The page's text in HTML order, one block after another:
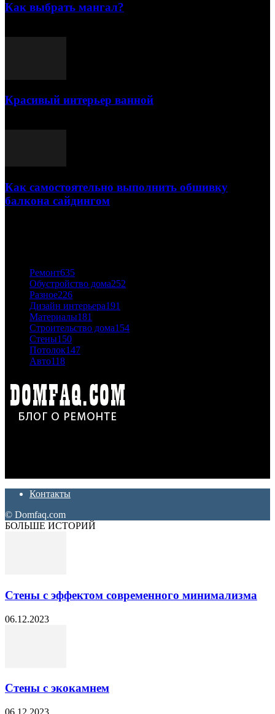
Как выбрать мангал?
Красивый интерьер ванной
Как самостоятельно выполнить обшивку
балкона сайдингом
Ремонт635
Обустройство дома252
Разное226
Дизайн интерьера191
Материалы181
Строительство дома154
Стены150
Потолок147
Авто118
Контакты
© Domfaq.com
БОЛЬШЕ ИСТОРИЙ
Стены с эффектом современного минимализма
06.12.2023
Стены с экокамнем
06.12.2023